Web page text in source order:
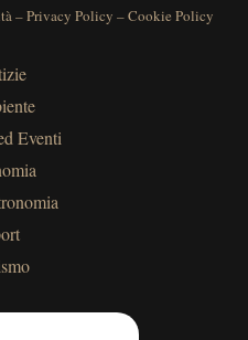
–Privacy Policy –Cookie Policy
Eventi